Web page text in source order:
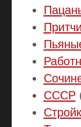
Притчи
СССР